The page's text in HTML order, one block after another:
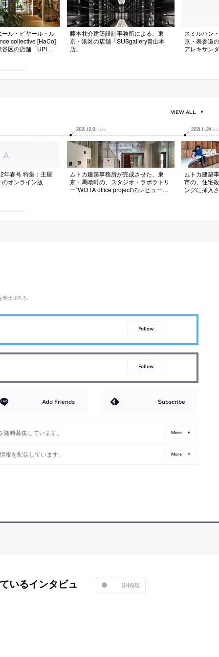
ル・ビヤール・ル
collective [HaCo]
区の店舗「UPI表
藤本壮介建築設計事務所による、東
京・港区の店舗「SUSgallery青山本
店」
スミルハン
京・表参道
アレキサン
年春号 特集：主屋
オンライン版
2021.12.01 WED
ムトカ建築事務所が完成させた、東
京・馬喰町の、スタジオ・ラボラトリ
ー“WOTA office project”のレビュー
2021.11.24
ムトカ建築
市の、住宅
ングに挿入
る ／ 板坂留
VIEW ALL
け取ろう。
Follow
Follow
Add Friends Subscribe
時募集しています。 More
報を配信しています。 More
SHARE
いるインタビュ